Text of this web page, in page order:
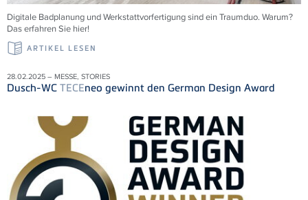
Digitale Badplanung und Werkstattvorfertigung sind ein Traumduo. Warum?
Das erfahren Sie hier!
ARTIKEL LESEN
28.02.2025 – MESSE, STORIES
Dusch-WC TECEneo gewinnt den German Design Award